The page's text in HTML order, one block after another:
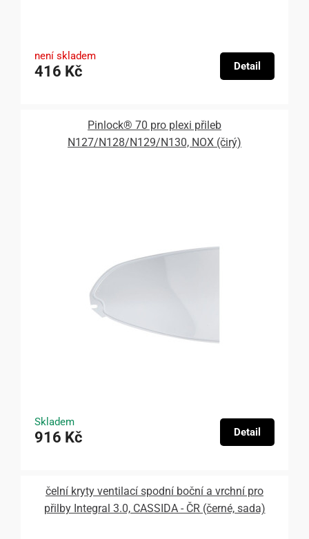
není skladem
416 Kč Detail
Pinlock® 70 pro plexi přileb
N127/N128/N129/N130, NOX (čirý)
Skladem
916 Kč Detail
čelní kryty ventilací spodní boční a vrchní pro
přilby Integral 3.0, CASSIDA - ČR (černé, sada)